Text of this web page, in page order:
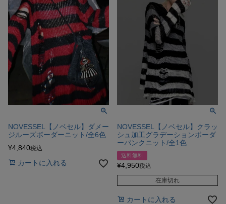
NOVESSEL【ノベセル】ダメー
ジルーズボーダーニット/全6色
¥4,840税込
カートに入れる
NOVESSEL【ノベセル】クラッ
シュ加工グラデーションボーダ
ーパンクニット/全1色
送料無料
¥4,950税込
在庫切れ
カートに入れる